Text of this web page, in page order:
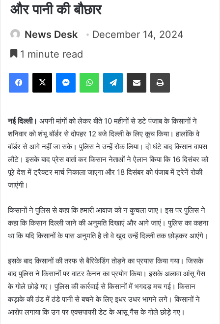
और पानी की बौछार
News Desk
December 14, 2024
1 minute read
Facebook
X MessengerWhatsAppTelegramShare via Email Print
नई दिल्ली। अपनी मांगों को लेकर बीते 10 महीनों से डटे पंजाब के किसानों ने
शनिवार को शंभू बॉर्डर से दोपहर 12 बजे दिल्ली के लिए कूच किया। हालांकि वे
बॉर्डर से आगे नहीं जा सके। पुलिस ने उन्हें रोक लिया। दो घंटे बाद किसान वापस
लौटे। इसके बाद प्रेस वार्ता कर किसान नेताओं ने ऐलान किया कि 16 दिसंबर को
पूरे देश में ट्रैक्टर मार्च निकाला जाएगा और 18 दिसंबर को पंजाब में ट्रेनें रोकी
जाएंगी।
किसानों ने पुलिस से कहा कि हमारी आवाज को न कुचला जाए। इस पर पुलिस ने
कहा कि किसान दिल्ली जाने की अनुमति दिखाएं और आगे जाएं। पुलिस का कहना
था कि यदि किसानों के पास अनुमति है तो वे खुद उन्हें दिल्ली तक छोड़कर आएंगे।
इसके बाद किसानों की तरफ से बैरिकेडिंग तोड़ने का प्रयास किया गया। जिसके
बाद पुलिस ने किसानों पर वाटर कैनन का प्रयोग किया। इसके अलावा आंसू गैस
के गोले छोड़े गए। पुलिस की कार्रवाई से किसानों में भगदड़ मच गई। किसान
कड़ाके की ठंड में ठंडे पानी से बचने के लिए इधर उधर भागने लगे। किसानों ने
आरोप लगाया कि उन पर एक्सपायरी डेट के आंसू गैस के गोले छोड़े गए।